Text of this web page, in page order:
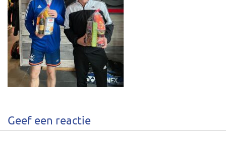
Geef een reactie